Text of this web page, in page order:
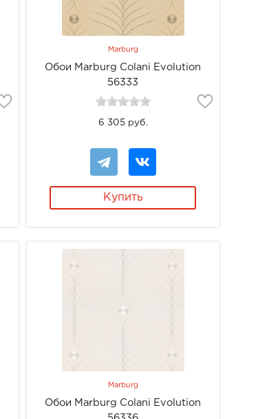
Marburg
Обои Marburg Colani Evolution
56333
6 305 руб.
Купить
Marburg
Обои Marburg Colani Evolution